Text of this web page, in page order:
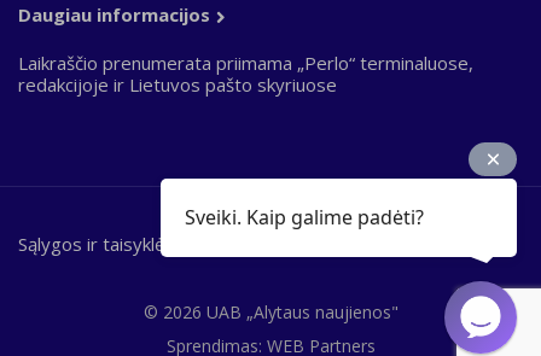
Daugiau informacijos
Laikraščio prenumerata priimama „Perlo“ terminaluose,
redakcijoje ir Lietuvos pašto skyriuose
© 2026 UAB „Alytaus naujienos"
Bottom
Sąlygos ir taisyklės
Sprendimas: WEB Partners
Sveiki. Kaip galime padėti?